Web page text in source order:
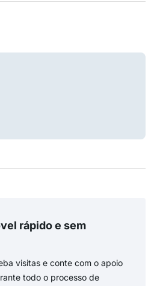
rápido e sem
visitas e conte com o apoio
todo o processo de